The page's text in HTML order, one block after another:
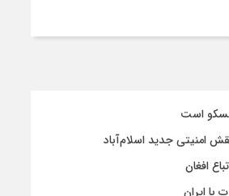
مسکو است
امنیتی جدید اسلام‌آباد
افغان
با ایران